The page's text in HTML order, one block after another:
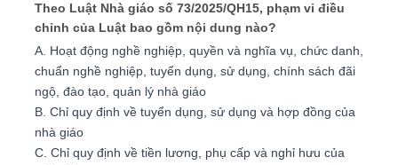
Theo Luật Nhà giáo số 73/2025/QH15, phạm vi điều
chỉnh của Luật bao gồm nội dung nào?
A. Hoạt động nghề nghiệp, quyền và nghĩa vụ, chức danh,
chuẩn nghề nghiệp, tuyển dụng, sử dụng, chính sách đãi
ngộ, đào tạo, quản lý nhà giáo
B. Chỉ quy định về tuyển dụng, sử dụng và hợp đồng của
nhà giáo
C. Chỉ quy định về tiền lương, phụ cấp và nghỉ hưu của